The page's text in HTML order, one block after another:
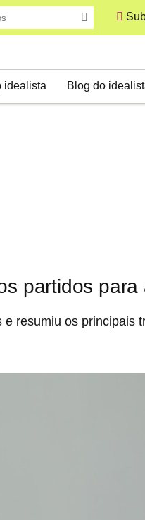
idealista Blog do
partidos para
resumiu os principais